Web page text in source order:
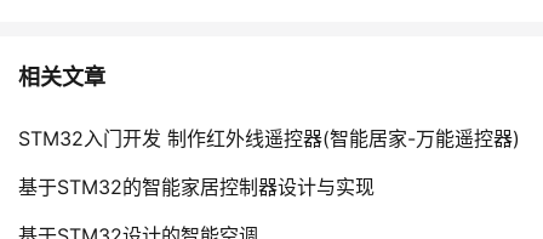
相关文章
STM32入门开发 制作红外线遥控器(智能居家-万能遥控器)
基于STM32的智能家居控制器设计与实现